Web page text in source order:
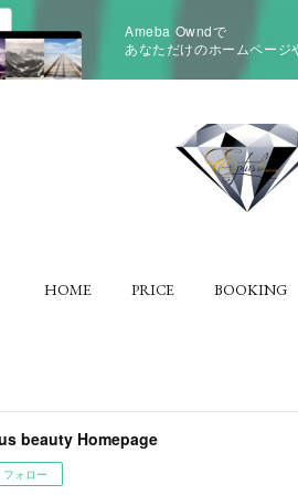
Ameba Owndで
あなただけのホームページ
HOME PRICE BOOKING
beauty Homepage
フォロー